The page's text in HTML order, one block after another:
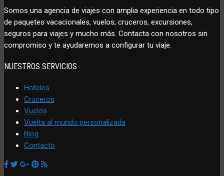
Somos una agencia de viajes con amplia experiencia en todo tipo
de paquetes vacacionales, vuelos, cruceros, excursiones,
seguros para viajes y mucho más. Contacta con nosotros sin
compromiso y te ayudaremos a configurar tu viaje.
NUESTROS SERVICIOS
Hoteles
Cruceros
Vuelos
Vuelta al mundo personalizada
Blog
Contacto